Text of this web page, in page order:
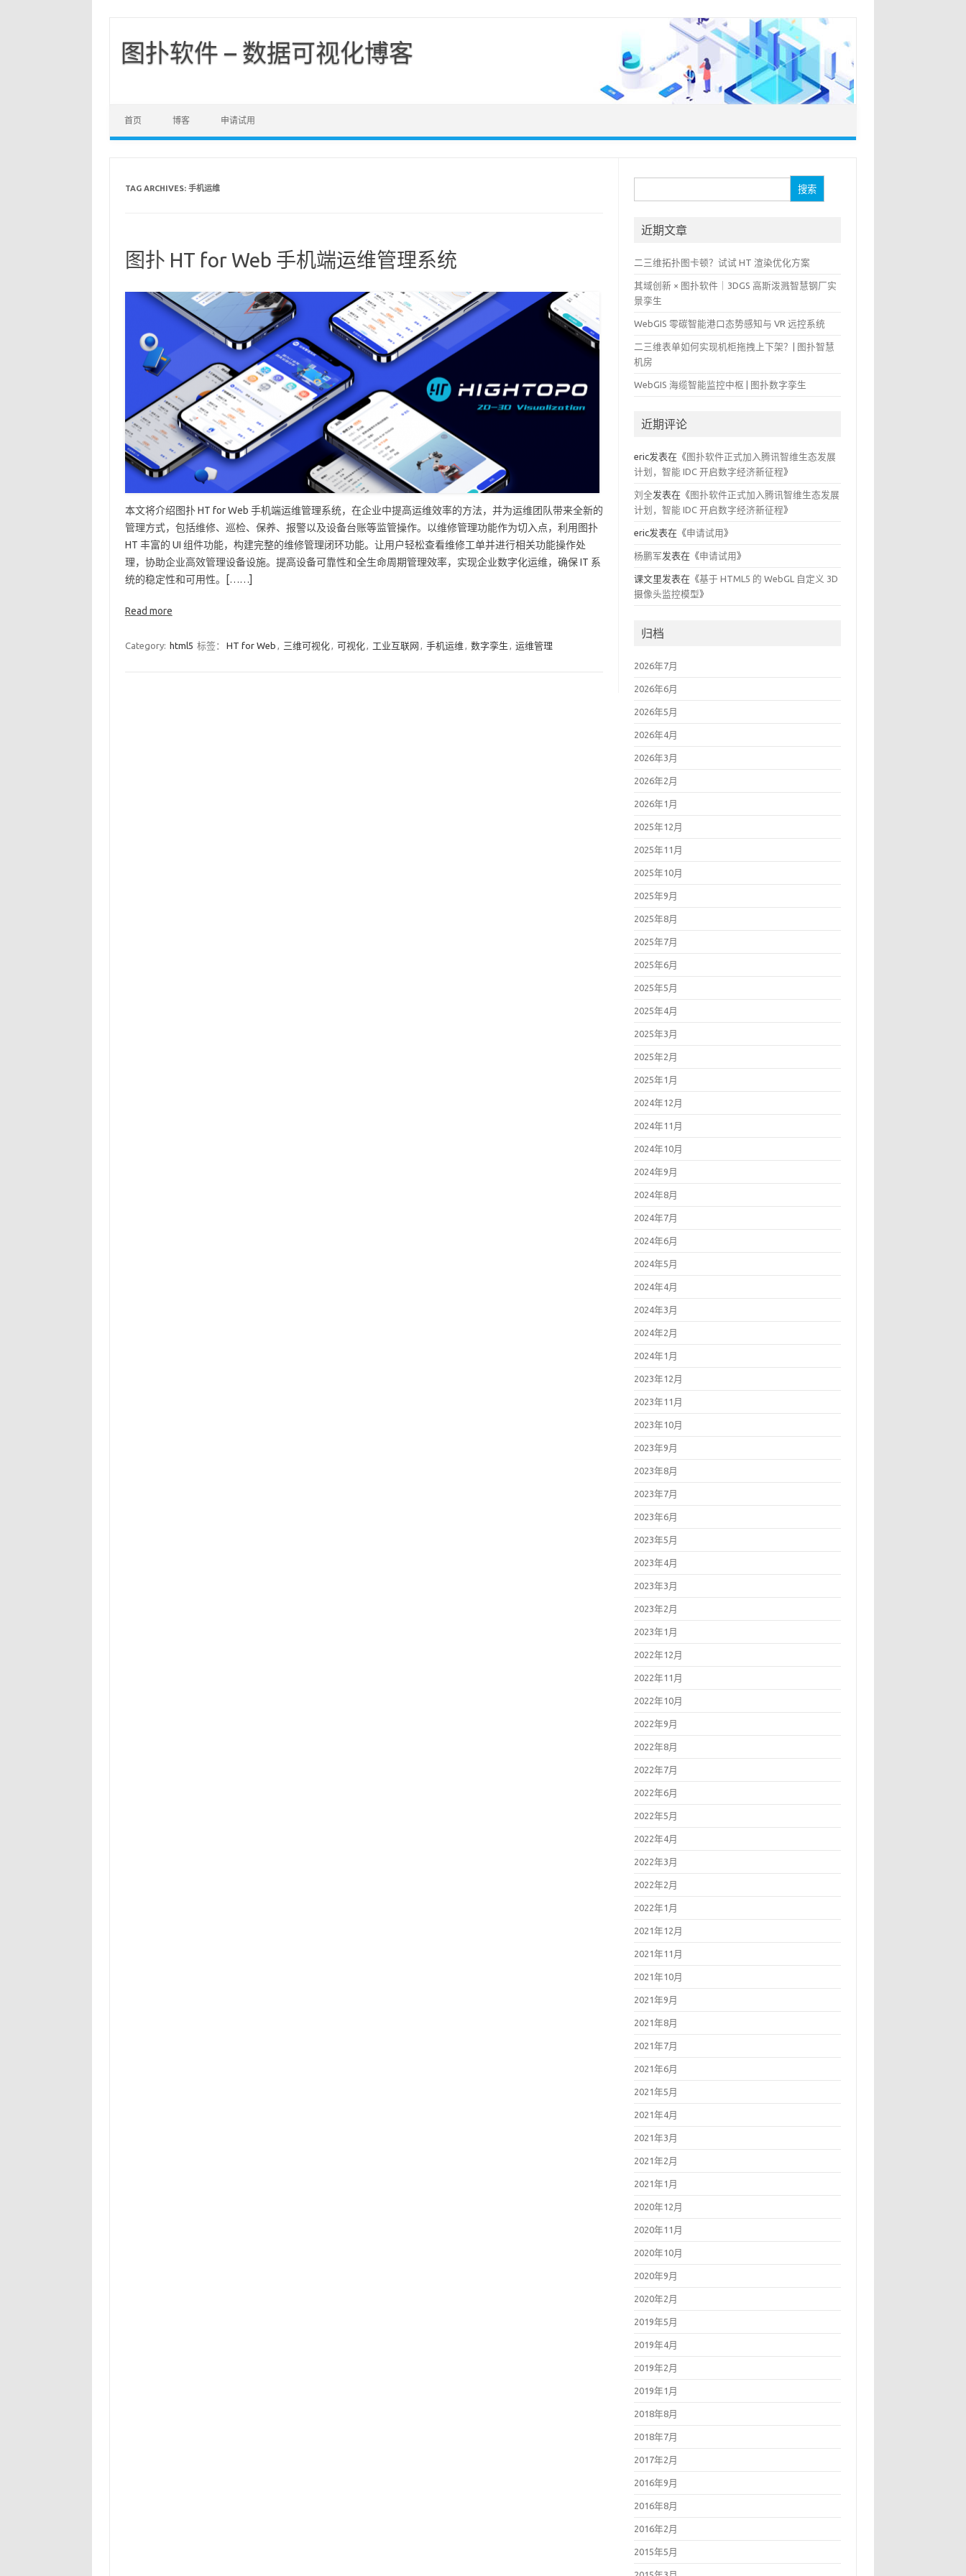
图扑软件 – 数据可视化博客
首页 博客 申请试用
TAG ARCHIVES: 手机运维
图扑 HT for Web 手机端运维管理系统
本文将介绍图扑 HT for Web 手机端运维管理系统，在企业中提高运维效率的方法，并为运维团队带来全新的
管理方式，包括维修、巡检、保养、报警以及设备台账等监管操作。以维修管理功能作为切入点，利用图扑
HT 丰富的 UI 组件功能，构建完整的维修管理闭环功能。让用户轻松查看维修工单并进行相关功能操作处
理，协助企业高效管理设备设施。提高设备可靠性和全生命周期管理效率，实现企业数字化运维，确保 IT 系
统的稳定性和可用性。[……]
Read more
Category: html5 标签： HT for Web , 三维可视化, 可视化, 工业互联网 , 手机运维, 数字孪生 , 运维管理
索：
近期文章
二三维拓扑图卡顿？试试 HT 渲染优化方案
其域创新 × 图扑软件｜3DGS 高斯泼溅智慧钢厂实
景孪生
WebGIS 零碳智能港口态势感知与 VR 远控系统
二三维表单如何实现机柜拖拽上下架？| 图扑智慧
机房
WebGIS 海缆智能监控中枢 | 图扑数字孪生
近期评论
eric发表在《 图扑软件正式加入腾讯智维生态发展
计划，智能 IDC 开启数字经济新征程》
刘全发表在《 图扑软件正式加入腾讯智维生态发展
计划，智能 IDC 开启数字经济新征程》
eric发表在《申请试用 》
杨鹏军发表在《申请试用 》
课文里发表在《基于 HTML5 的 WebGL 自定义 3D
摄像头监控模型》
归档
2026年7月
2026年6月
2026年5月
2026年4月
2026年3月
2026年2月
2026年1月
2025年12月
2025年11月
2025年10月
2025年9月
2025年8月
2025年7月
2025年6月
2025年5月
2025年4月
2025年3月
2025年2月
2025年1月
2024年12月
2024年11月
2024年10月
2024年9月
2024年8月
2024年7月
2024年6月
2024年5月
2024年4月
2024年3月
2024年2月
2024年1月
2023年12月
2023年11月
2023年10月
2023年9月
2023年8月
2023年7月
2023年6月
2023年5月
2023年4月
2023年3月
2023年2月
2023年1月
2022年12月
2022年11月
2022年10月
2022年9月
2022年8月
2022年7月
2022年6月
2022年5月
2022年4月
2022年3月
2022年2月
2022年1月
2021年12月
2021年11月
2021年10月
2021年9月
2021年8月
2021年7月
2021年6月
2021年5月
2021年4月
2021年3月
2021年2月
2021年1月
2020年12月
2020年11月
2020年10月
2020年9月
2020年2月
2019年5月
2019年4月
2019年2月
2019年1月
2018年8月
2018年7月
2017年2月
2016年9月
2016年8月
2016年2月
2015年5月